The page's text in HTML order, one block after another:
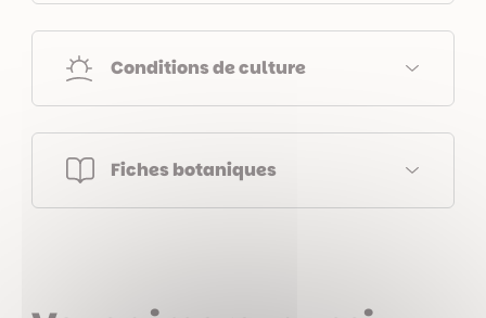
Conditions de culture
Fiches botaniques